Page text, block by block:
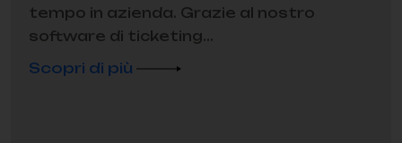
tempo in azienda. Grazie al nostro
software di ticketing...
Scopri di più